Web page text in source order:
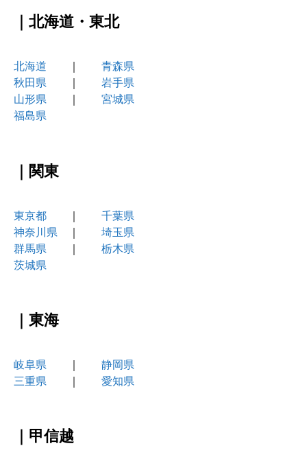
｜北海道・東北
北海道
青森県
秋田県
岩手県
山形県
宮城県
福島県
｜関東
東京都
千葉県
神奈川県
埼玉県
群馬県
栃木県
茨城県
｜東海
岐阜県
静岡県
三重県
愛知県
｜甲信越